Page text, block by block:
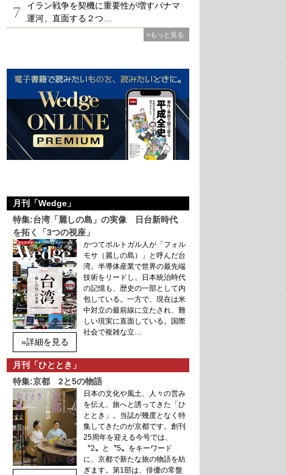
7
イラン戦争を契機に重要性が増すパナマ
運河、直面する２つ…
»もっと見る
月刊「Wedge」
特集:台湾「麗しの島」の実像 日台新時代
を拓く「3つの視座」
»詳細を見る
かつてポルトガル人が「フォル
モサ（麗しの島）」と呼んだ台
湾。半導体産業で世界の最先端
技術をリードし、日本統治時代
の記憶も、歴史の一部として内
包している。一方で、現在は米
中対立の最前線に立たされ、難
しい現実に直面している。国際
社会で複雑な立…
月刊「ひととき」
特集:京都 2と5の物語
日本の文化や風土、人々の営み
を伝え、旅へと誘ってきた「ひ
ととき」。当誌が幾度となく特
集してきたのが京都です。創刊
25周年を迎える今号では、
〝2〟と〝5〟をキーワード
に、京都で新たな旅の物語を紡
ぎます。第1部は、俳優の常盤